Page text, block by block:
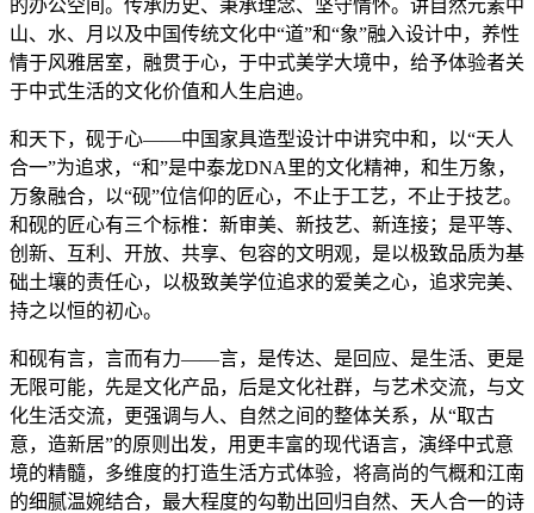
的办公空间。传承历史、秉承理念、坚守情怀。讲自然元素中
山、水、月以及中国传统文化中“道”和“象”融入设计中，养性
情于风雅居室，融贯于心，于中式美学大境中，给予体验者关
于中式生活的文化价值和人生启迪。
和天下，砚于心——中国家具造型设计中讲究中和，以“天人
合一”为追求，“和”是中泰龙DNA里的文化精神，和生万象，
万象融合，以“砚”位信仰的匠心，不止于工艺，不止于技艺。
和砚的匠心有三个标椎：新审美、新技艺、新连接；是平等、
创新、互利、开放、共享、包容的文明观，是以极致品质为基
础土壤的责任心，以极致美学位追求的爱美之心，追求完美、
持之以恒的初心。
和砚有言，言而有力——言，是传达、是回应、是生活、更是
无限可能，先是文化产品，后是文化社群，与艺术交流，与文
化生活交流，更强调与人、自然之间的整体关系，从“取古
意，造新居”的原则出发，用更丰富的现代语言，演绎中式意
境的精髓，多维度的打造生活方式体验，将高尚的气概和江南
的细腻温婉结合，最大程度的勾勒出回归自然、天人合一的诗